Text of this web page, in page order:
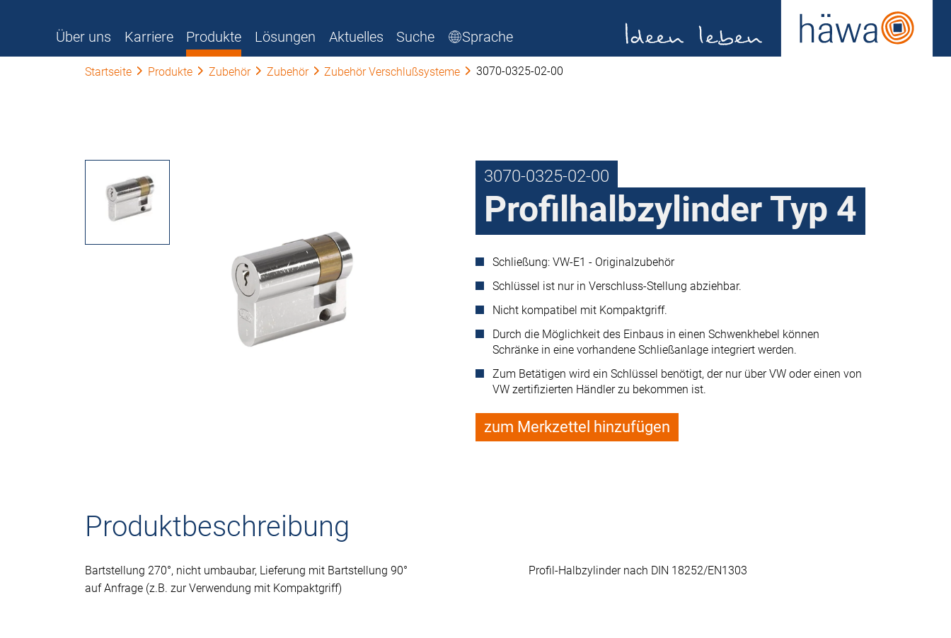
Über uns Karriere Produkte Lösungen Aktuelles Suche Sprache
Startseite Produkte Zubehör Zubehör Zubehör Verschlußsysteme 3070-0325-02-00
3070-0325-02-00
Profilhalbzylinder Typ 4
Schließung: VW-E1 - Originalzubehör
Schlüssel ist nur in Verschluss-Stellung abziehbar.
Nicht kompatibel mit Kompaktgriff.
Durch die Möglichkeit des Einbaus in einen Schwenkhebel können
Schränke in eine vorhandene Schließanlage integriert werden.
Zum Betätigen wird ein Schlüssel benötigt, der nur über VW oder einen von
VW zertifizierten Händler zu bekommen ist.
zum Merkzettel hinzufügen
Produktbeschreibung
Bartstellung 270°, nicht umbaubar, Lieferung mit Bartstellung 90°
auf Anfrage (z.B. zur Verwendung mit Kompaktgriff)
Profil-Halbzylinder nach DIN 18252/EN1303